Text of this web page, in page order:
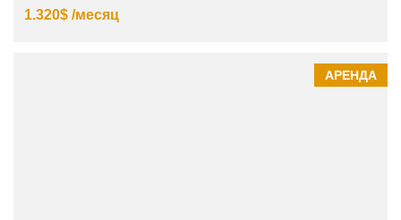
1.320$ /месяц
АРЕНДА